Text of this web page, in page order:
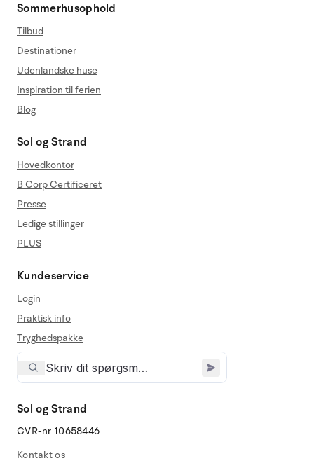
Sommerhusophold
Tilbud
Destinationer
Udenlandske huse
Inspiration til ferien
Blog
Sol og Strand
Hovedkontor
B Corp Certificeret
Presse
Ledige stillinger
PLUS
Kundeservice
Login
Praktisk info
Tryghedspakke
Sol og Strand
CVR-nr 10658446
Kontakt os